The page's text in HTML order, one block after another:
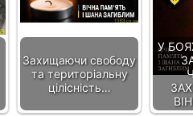
Захищаючи свободу
та територіальну
цілісність…
У